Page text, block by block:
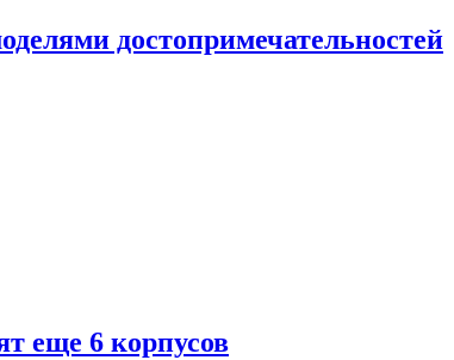
достопримечательностей
еще 6 корпусов